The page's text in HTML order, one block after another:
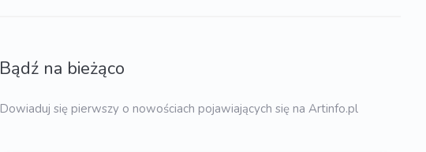
Bądź na bieżąco
Dowiaduj się pierwszy o nowościach pojawiających się na Artinfo.pl